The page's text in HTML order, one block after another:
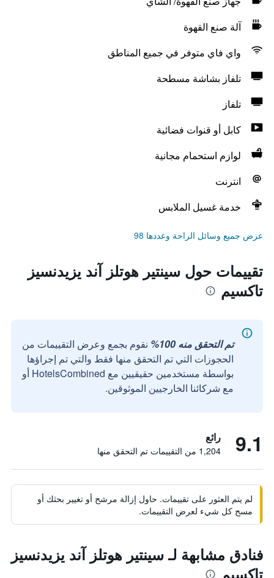
آلة صنع القهوة
واي فاي متوفر في جميع المناطق
تلفاز بشاشة مسطحة
تلفاز
كابل أو قنوات فضائية
لوازم استحمام مجانية
انترنت
خدمة غسيل الملابس
عرض جميع وسائل الراحة وعددها 98
تقييمات حول سينتير هوتلز آند يزيدنسيز
تاكسيم
تم التحقق منه 100%
نقوم بجمع وعرض التقييمات من
الحجوزات التي تم التحقق منها فقط والتي تم إجراؤها
بواسطة مستخدمين حقيقيين مع HotelsCombined أو
مع شركائنا الخارجيين الموثوقين.
9.1 رائع
1,204 من التقييمات تم التحقق منها
لم يتم العثور على تقييمات. حاول إزالة مرشح أو تغيير بحثك أو
مسح كل شيء لعرض التقييمات.
فنادق مشابهة لـ سينتير هوتلز آند يزيدنسيز
تاكسيم